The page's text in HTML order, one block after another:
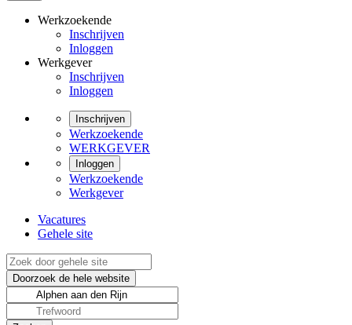
Werkzoekende
Inschrijven
Inloggen
Werkgever
Inschrijven
Inloggen
Inschrijven
Werkzoekende
WERKGEVER
Inloggen
Werkzoekende
Werkgever
Vacatures
Gehele site